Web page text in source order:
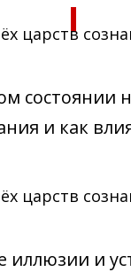
состоянии
и как
иллюзии и